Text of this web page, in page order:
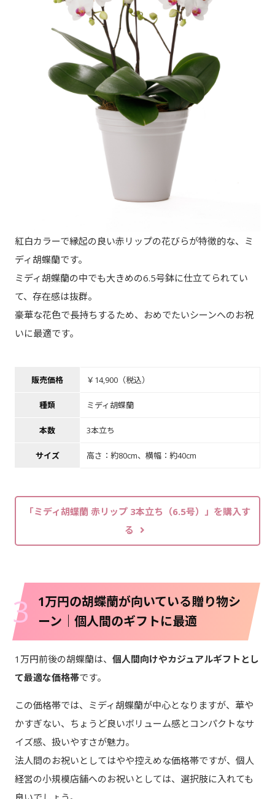
紅白カラーで縁起の良い赤リップの花びらが特徴的な、ミ
ディ胡蝶蘭です。
ミディ胡蝶蘭の中でも大きめの6.5号鉢に仕立てられてい
て、存在感は抜群。
豪華な花色で長持ちするため、おめでたいシーンへのお祝
いに最適です。
販売価格 ￥14,900（税込）
種類 ミディ胡蝶蘭
本数 3本立ち
サイズ 高さ：約80cm、横幅：約40cm
「ミディ胡蝶蘭 赤リップ 3本立ち（6.5号）」を購入す
る
3
1万円の胡蝶蘭が向いている贈り物シ
ーン｜個人間のギフトに最適
1万円前後の胡蝶蘭は、 個人間向けやカジュアルギフトとし
て最適な価格帯です。
この価格帯では、ミディ胡蝶蘭が中心となりますが、華や
かすぎない、ちょうど良いボリューム感とコンパクトなサ
イズ感、扱いやすさが魅力。
法人間のお祝いとしてはやや控えめな価格帯ですが、個人
経営の小規模店舗へのお祝いとしては、選択肢に入れても